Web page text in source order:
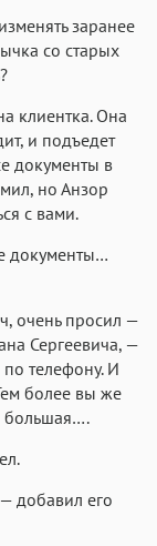
заранее
со старых
клиентка. Она
и подъедет
документы в
но Анзор
с вами.
документы…
очень просил —
Сергеевича, —
телефону. И
более вы же
большая….
добавил его